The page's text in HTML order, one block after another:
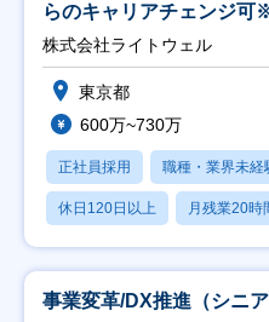
らのキャリアチェンジ
能】
株式会社ライトウェル
東京都
600万~730万
正社員採用 職種・業界未経
休日120日以上 月残業20時
事業変革/DX推進（シニア